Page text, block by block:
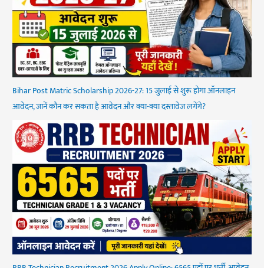
Bihar Post Matric Scholarship 2026-27: 15 जुलाई से शुरू होगा ऑनलाइन
आवेदन, जानें कौन कर सकता है आवेदन और क्या-क्या दस्तावेज लगेंगे?